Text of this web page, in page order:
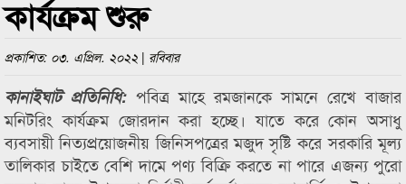
কার্যক্রম শুরু
প্রকাশিত: ০৩. এপ্রিল. ২০২২ | রবিবার
কানাইঘাট প্রতিনিধি: পবিত্র মাহে রমজানকে সামনে রেখে বাজার
মনিটরিং কার্যক্রম জোরদান করা হচ্ছে। যাতে করে কোন অসাধু
ব্যবসায়ী নিত্যপ্রয়োজনীয় জিনিসপত্রের মজুদ সৃষ্টি করে সরকারি মূল্য
তালিকার চাইতে বেশি দামে পণ্য বিক্রি করতে না পারে এজন্য পুরো